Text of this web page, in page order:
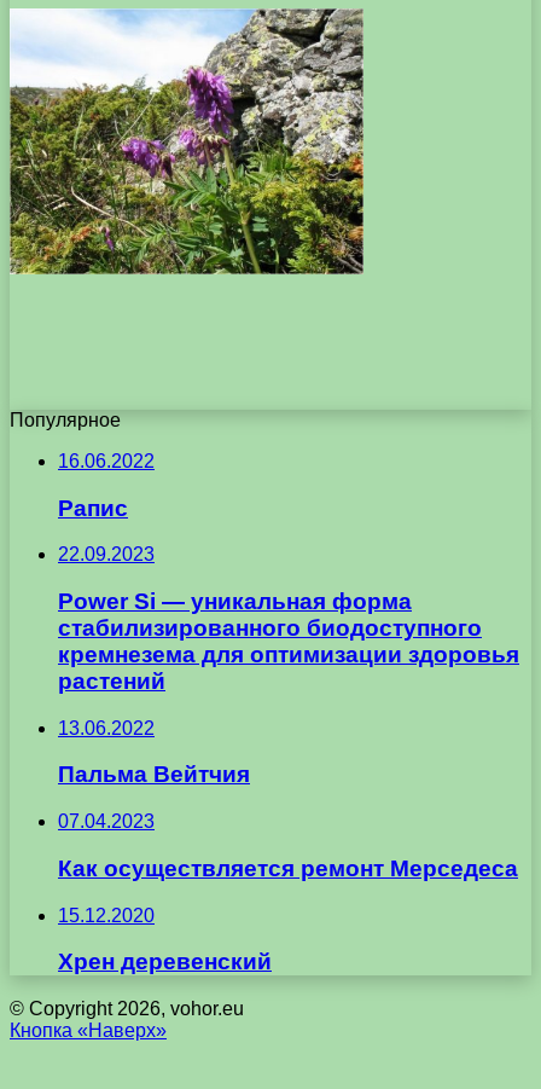
Популярное
16.06.2022
Рапис
22.09.2023
Power Si — уникальная форма
стабилизированного биодоступного
кремнезема для оптимизации здоровья
растений
13.06.2022
Пальма Вейтчия
07.04.2023
Как осуществляется ремонт Мерседеса
15.12.2020
Хрен деревенский
© Copyright 2026, vohor.eu
Кнопка «Наверх»